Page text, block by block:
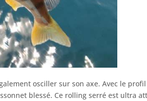
osciller sur son axe. Avec le
blessé. Ce rolling serré est ultra